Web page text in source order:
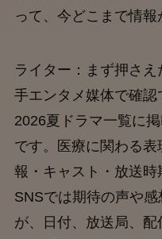
って、今どこまで情報
ライター：まず押さ
手エンタメ媒体で確認
2026夏ドラマ一覧に
です。医療に関わる
報・キャスト・放送時
SNSでは期待の声や
が、日付、放送局、